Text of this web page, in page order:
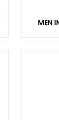
MEN